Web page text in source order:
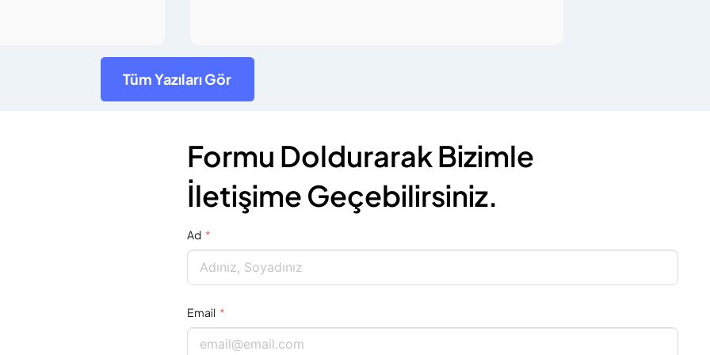
Tüm Yazıları Gör
Formu Doldurarak Bizimle
İletişime Geçebilirsiniz.
Ad
Email